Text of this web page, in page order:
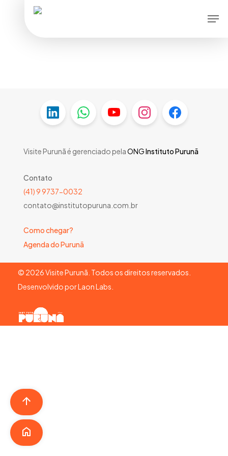
Visite Purunã é gerenciado pelaONGInstituto Purunã
Contato
(41) 9 9737-0032
contato@institutopuruna.com.br
Como chegar?
Agenda do Purunã
© 2026Visite Purunã. Todos os direitos reservados.
Desenvolvido porLaon Labs